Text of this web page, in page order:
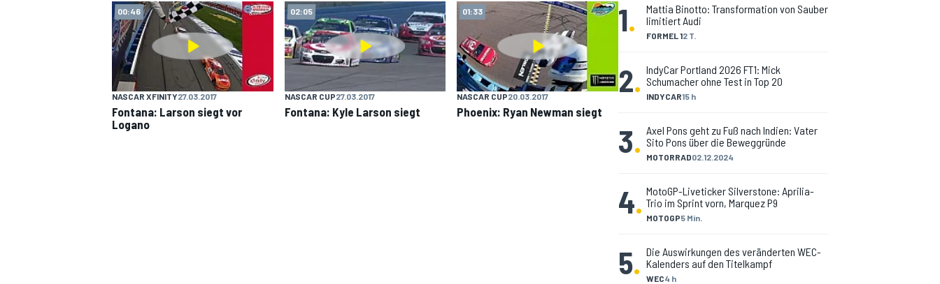
00:46
NASCAR XFINITY27.03.2017
Fontana: Larson siegt vor
Logano
02:05
NASCAR CUP27.03.2017
Fontana: Kyle Larson siegt
01:33
NASCAR CUP20.03.2017
Phoenix: Ryan Newman siegt
1. FORMEL 12 T.
Mattia Binotto: Transformation von Sauber
limitiert Audi
2. INDYCAR15 h
IndyCar Portland 2026 FT1: Mick
Schumacher ohne Test in Top 20
3. MOTORRAD02.12.2024
Axel Pons geht zu Fuß nach Indien: Vater
Sito Pons über die Beweggründe
4. MOTOGP5 Min.
MotoGP-Liveticker Silverstone: Aprilia-
Trio im Sprint vorn, Marquez P9
5. WEC4 h
Die Auswirkungen des veränderten WEC-
Kalenders auf den Titelkampf